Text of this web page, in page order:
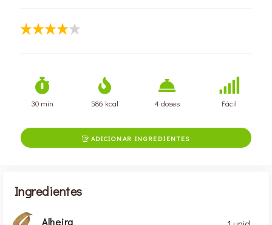
30 min 586 kcal 4 doses Fácil
ADICIONAR INGREDIENTES
Ingredientes
Alheira